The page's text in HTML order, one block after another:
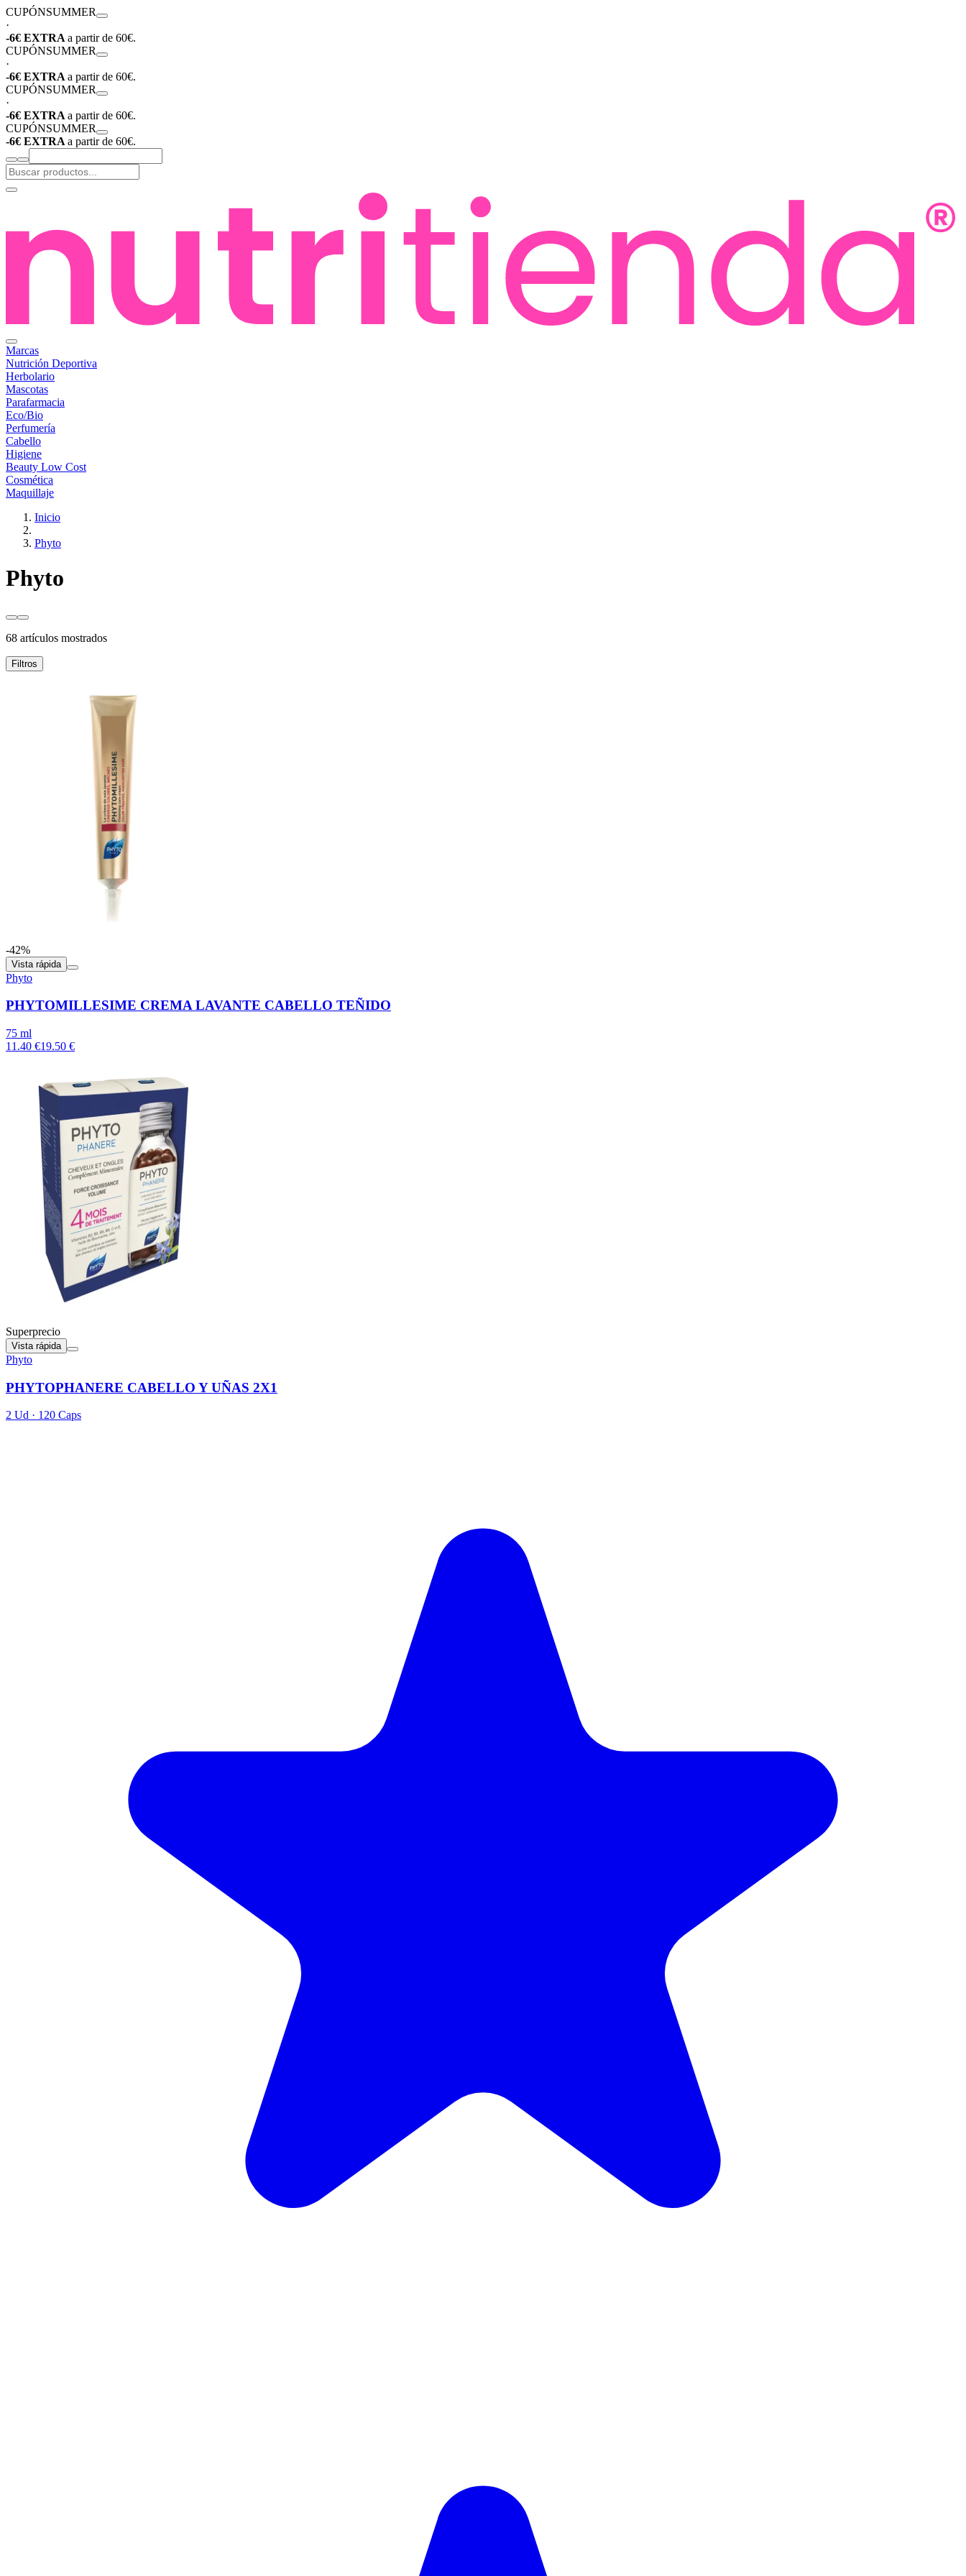
CUPÓNSUMMER
·
-6€ EXTRA a partir de 60€.
CUPÓNSUMMER
·
-6€ EXTRA a partir de 60€.
CUPÓNSUMMER
·
-6€ EXTRA a partir de 60€.
CUPÓNSUMMER
-6€ EXTRA a partir de 60€.
Marcas
Nutrición Deportiva
Herbolario
Mascotas
Parafarmacia
Eco/Bio
Perfumería
Cabello
Higiene
Beauty Low Cost
Cosmética
Maquillaje
Inicio
Phyto
Phyto
68 artículos mostrados
Filtros
-42%
Vista rápida
Phyto
PHYTOMILLESIME CREMA LAVANTE CABELLO TEÑIDO
75 ml
11.40 €19.50 €
Superprecio
Vista rápida
Phyto
PHYTOPHANERE CABELLO Y UÑAS 2X1
2 Ud · 120 Caps